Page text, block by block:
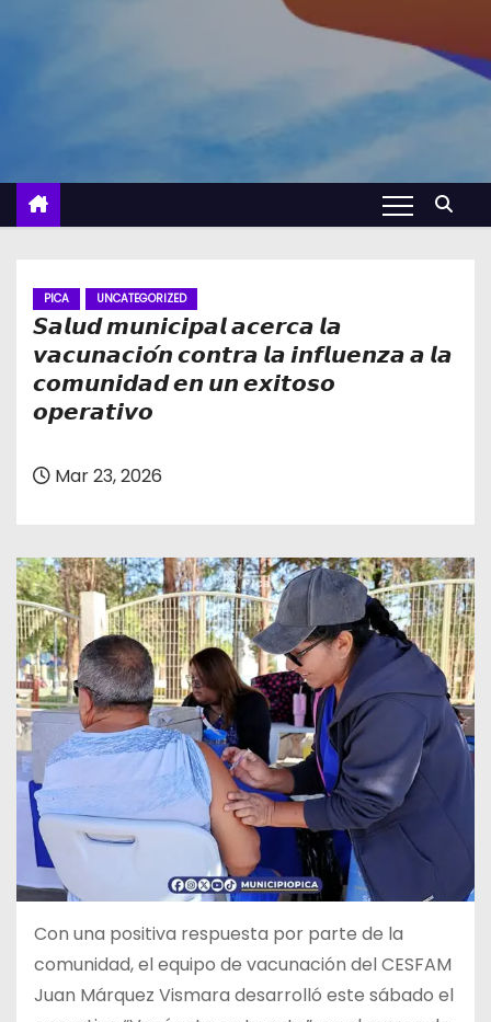
PICA UNCATEGORIZED
𝙎𝙖𝙡𝙪𝙙 𝙢𝙪𝙣𝙞𝙘𝙞𝙥𝙖𝙡 𝙖𝙘𝙚𝙧𝙘𝙖 𝙡𝙖
𝙫𝙖𝙘𝙪𝙣𝙖𝙘𝙞𝙤́𝙣 𝙘𝙤𝙣𝙩𝙧𝙖 𝙡𝙖 𝙞𝙣𝙛𝙡𝙪𝙚𝙣𝙯𝙖 𝙖 𝙡𝙖
𝙘𝙤𝙢𝙪𝙣𝙞𝙙𝙖𝙙 𝙚𝙣 𝙪𝙣 𝙚𝙭𝙞𝙩𝙤𝙨𝙤
𝙤𝙥𝙚𝙧𝙖𝙩𝙞𝙫𝙤
Mar 23, 2026
Con una positiva respuesta por parte de la
comunidad, el equipo de vacunación del CESFAM
Juan Márquez Vismara desarrolló este sábado el